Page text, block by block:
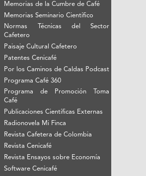
Memorias de la Cumbre de Café
Memorias Seminario Científico
Normas Técnicas del Sector
Cafetero
Paisaje Cultural Cafetero
Patentes Cenicafé
Por los Caminos de Caldas Podcast
Programa Café 360
Programa de Promoción Toma
Café
Publicaciones Científicas Externas
Radionovela Mi Finca
Revista Cafetera de Colombia
Revista Cenicafé
Revista Ensayos sobre Economía
Software Cenicafé